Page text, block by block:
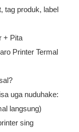
tag produk, label
+ Pita
uga nuduhake:
langsung)
sing